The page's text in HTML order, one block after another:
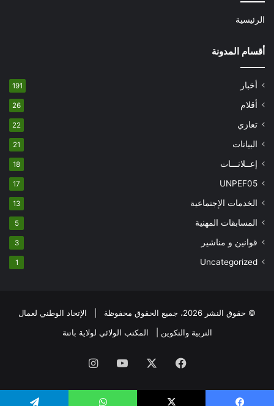
الرئيسية
أقسام المدونة
أخبار 191
أقلام 26
تعازي 22
البيانات 21
إعــلانـــات 18
UNPEF05
17
الخدمات الإجتماعية 13
المسابقات المهنية 5
قوانين و مناشير 3
Uncategorized
1
© حقوق النشر 2026، جميع الحقوق محفوظة | الإتحاد الوطني لعمال
التربية والتكوين | المكتب الولائي لولاية باتنة
فيسبوك يوتيوبانستقرام